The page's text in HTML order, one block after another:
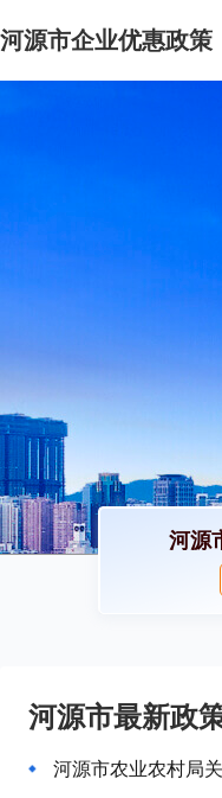
河源市企业优惠政策
河源
河源市最新政
河源市农业农村局